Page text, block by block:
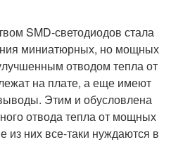
SMD-светодиодов стала
миниатюрных, но мощных
отводом тепла от
на плате, а еще имеют
Этим и обусловлена
отвода тепла от мощных
из них все-таки нуждаются в